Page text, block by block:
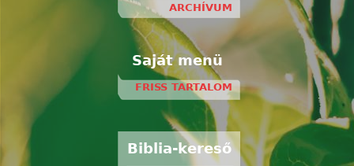
ARCHÍVUM
Saját menü
FRISS TARTALOM
Biblia-kereső